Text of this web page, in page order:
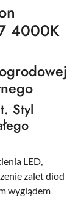
4000K
Styl
LED,
zalet diod
wyglądem